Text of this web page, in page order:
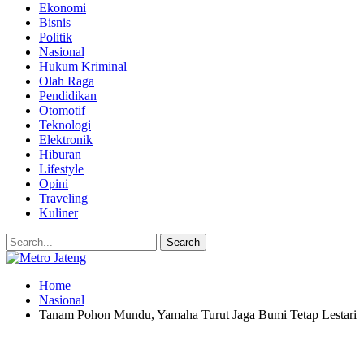
Ekonomi
Bisnis
Politik
Nasional
Hukum Kriminal
Olah Raga
Pendidikan
Otomotif
Teknologi
Elektronik
Hiburan
Lifestyle
Opini
Traveling
Kuliner
Home
Nasional
Tanam Pohon Mundu, Yamaha Turut Jaga Bumi Tetap Lestari